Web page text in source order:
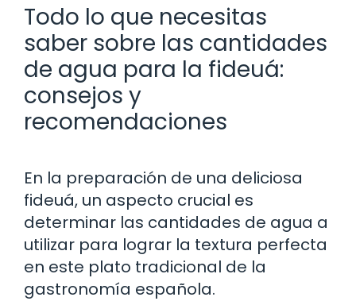
Todo lo que necesitas
saber sobre las cantidades
de agua para la fideuá:
consejos y
recomendaciones
En la preparación de una deliciosa
fideuá, un aspecto crucial es
determinar las cantidades de agua a
utilizar para lograr la textura perfecta
en este plato tradicional de la
gastronomía española.